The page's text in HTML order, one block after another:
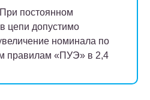
При постоянном
цепи допустимо
номинала по
правилам «ПУЭ» в 2,4